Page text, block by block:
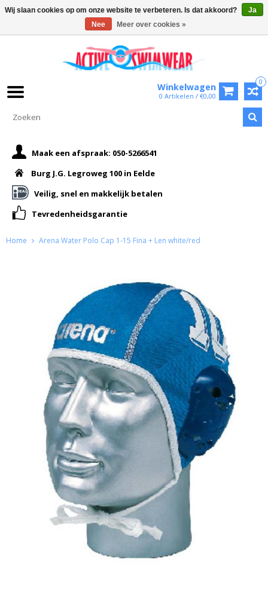
0
Winkelwagen
0 Artikelen / €0,00
Maak een afspraak: 050-5266541
Burg J.G. Legroweg 100 in Eelde
Veilig, snel en makkelijk betalen
Tevredenheidsgarantie
Home Arena Water Polo Cap 1-15 Fina + Len white/red
Wij slaan cookies op om onze website te verbeteren. Is dat akkoord?
Ja
Nee
Meer over cookies »